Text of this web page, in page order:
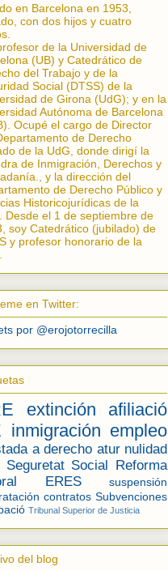
en Barcelona en 1953,
con dos hijos y cuatro
de la Universidad de
(UB) y Catedrático de
del Trabajo y de la
Social (DTSS) de la
de Girona (UdG); y en la
Autónoma de Barcelona
Ocupé el cargo de Director
de Derecho
de la UdG, donde dirigí la
de Inmigración, Derechos y
, y la dirección del
de Derecho Público y
Historicojurídicas de la
Desde el 1 de septiembre de
soy Catedrático (jubilado) de
y profesor honorario de la
en Twitter:
por @erojotorrecilla
extinción
afiliació
inmigración empleo
a derecho atur nulidad
Seguretat Social Reforma
ERES
suspensión
contratos Subvenciones
Tribunal Superior de Justicia
del blog